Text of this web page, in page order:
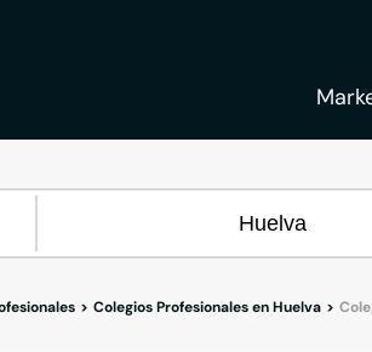
Colegios Profesionales en Huelva